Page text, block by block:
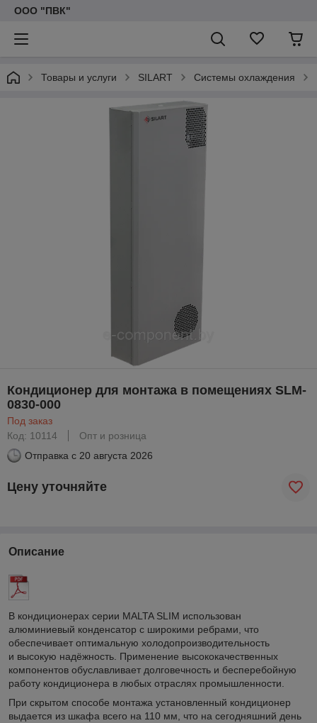
ООО "ПВК"
Товары и услуги SILART Системы охлаждения
Кондиционер для монтажа в помещениях SLM-
0830-000
Под заказ
Код: 10114
Опт и розница
Отправка с 20 августа 2026
Цену уточняйте
Описание
В кондиционерах серии MALTA SLIM использован
алюминиевый конденсатор с широкими ребрами, что
обеспечивает оптимальную холодопроизводительность
и высокую надёжность. Применение высококачественных
компонентов обуславливает долговечность и бесперебойную
работу кондиционера в любых отраслях промышленности.
При скрытом способе монтажа установленный кондиционер
выдается из шкафа всего на 110 мм, что на сегодняшний день